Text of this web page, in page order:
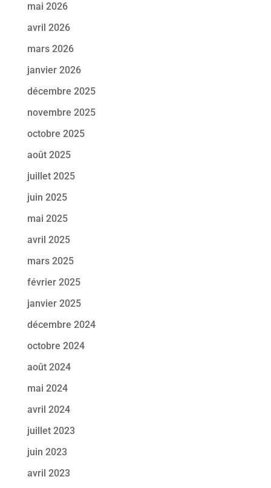
mai 2026
avril 2026
mars 2026
janvier 2026
décembre 2025
novembre 2025
octobre 2025
août 2025
juillet 2025
juin 2025
mai 2025
avril 2025
mars 2025
février 2025
janvier 2025
décembre 2024
octobre 2024
août 2024
mai 2024
avril 2024
juillet 2023
juin 2023
avril 2023